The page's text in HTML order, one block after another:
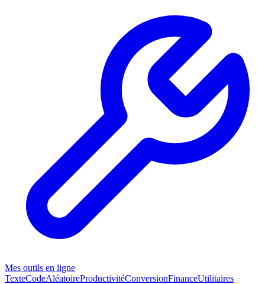
Mes outils en ligne
TexteCodeAléatoireProductivitéConversionFinanceUtilitaires